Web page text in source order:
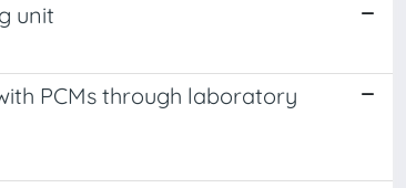
unit
PCMs through laboratory